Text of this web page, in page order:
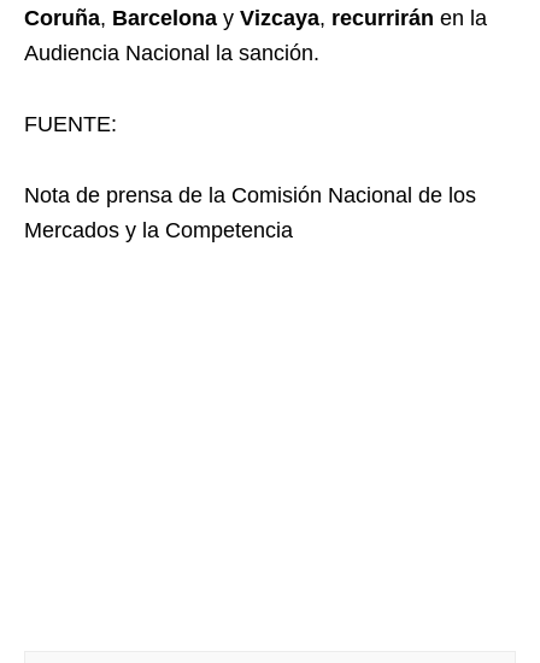
Coruña, Barcelona y Vizcaya, recurrirán en la
Audiencia Nacional la sanción.
FUENTE:
Nota de prensa de la Comisión Nacional de los
Mercados y la Competencia